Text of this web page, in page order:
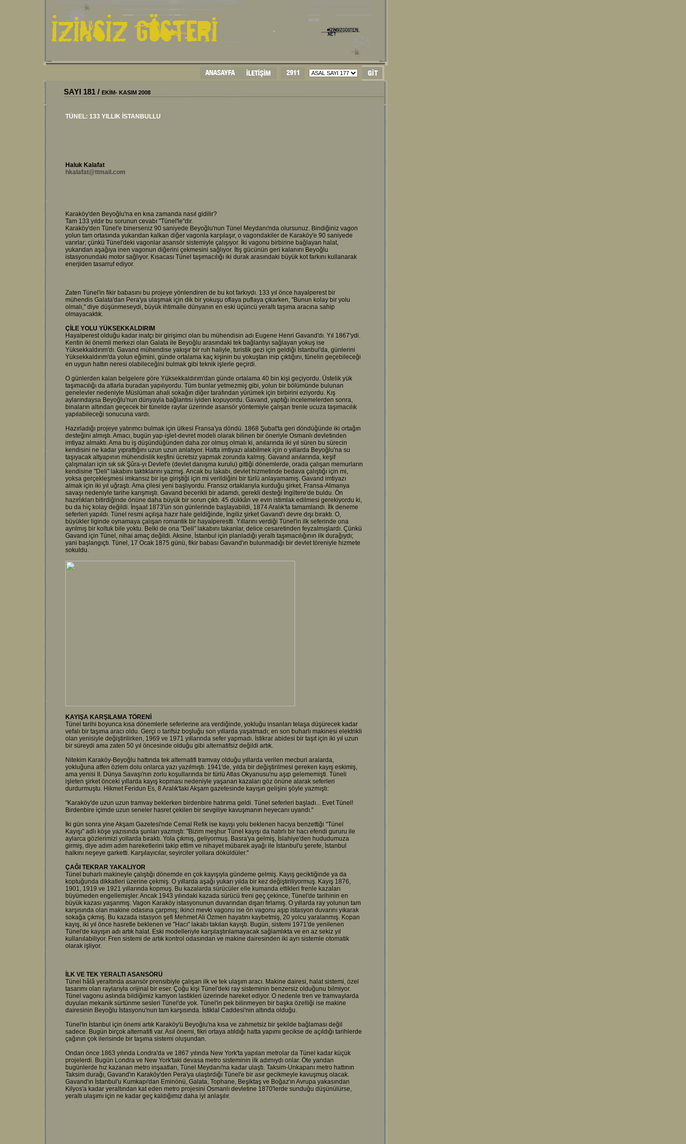
SAYI 181 / EKİM- KASIM 2008
TÜNEL: 133 YILLIK İSTANBULLU
Haluk Kalafat
hkalafat@ttmail.com
Karaköy'den Beyoğlu'na en kısa zamanda nasıl gidilir?
Tam 133 yıldır bu sorunun cevabı "Tünel'le"dir.
Karaköy'den Tünel'e binerseniz 90 saniyede Beyoğlu'nun Tünel Meydanı'nda olursunuz. Bindiğiniz vagon
yolun tam ortasında yukarıdan kalkan diğer vagonla karşılaşır, o vagondakiler de Karaköy'e 90 saniyede
varırlar; çünkü Tünel'deki vagonlar asansör sistemiyle çalışıyor. İki vagonu birbirine bağlayan halat,
yukarıdan aşağıya inen vagonun diğerini çekmesini sağlıyor. İtiş gücünün geri kalanını Beyoğlu
istasyonundaki motor sağlıyor. Kısacası Tünel taşımacılığı iki durak arasındaki büyük kot farkını kullanarak
enerjiden tasarruf ediyor.
Zaten Tünel'in fikir babasını bu projeye yönlendiren de bu kot farkıydı. 133 yıl önce hayalperest bir
mühendis Galata'dan Pera'ya ulaşmak için dik bir yokuşu oflaya puflaya çıkarken, "Bunun kolay bir yolu
olmalı," diye düşünmeseydi, büyük ihtimalle dünyanın en eski üçüncü yeraltı taşıma aracına sahip
olmayacaktık.
ÇİLE YOLU YÜKSEKKALDIRIM
Hayalperest olduğu kadar inatçı bir girişimci olan bu mühendisin adı Eugene Henri Gavand'dı. Yıl 1867'ydi.
Kentin iki önemli merkezi olan Galata ile Beyoğlu arasındaki tek bağlantıyı sağlayan yokuş ise
Yüksekkaldırım'dı. Gavand mühendise yakışır bir ruh haliyle, turistik gezi için geldiği İstanbul'da, günlerini
Yüksekkaldırım'da yolun eğimini, günde ortalama kaç kişinin bu yokuştan inip çıktığını, tünelin geçebileceği
en uygun hattın neresi olabileceğini bulmak gibi teknik işlerle geçirdi.
O günlerden kalan belgelere göre Yüksekkaldırım'dan günde ortalama 40 bin kişi geçiyordu. Üstelik yük
taşımacılığı da atlarla buradan yapılıyordu. Tüm bunlar yetmezmiş gibi, yolun bir bölümünde bulunan
genelevler nedeniyle Müslüman ahali sokağın diğer tarafından yürümek için birbirini eziyordu. Kış
aylarındaysa Beyoğlu'nun dünyayla bağlantısı iyiden kopuyordu. Gavand, yaptığı incelemelerden sonra,
binaların altından geçecek bir tünelde raylar üzerinde asansör yöntemiyle çalışan trenle ucuza taşımacılık
yapılabileceği sonucuna vardı.
Hazırladığı projeye yatırımcı bulmak için ülkesi Fransa'ya döndü. 1868 Şubat'ta geri döndüğünde iki ortağın
desteğini almıştı. Amacı, bugün yap-işlet-devret modeli olarak bilinen bir öneriyle Osmanlı devletinden
imtiyaz almaktı. Ama bu iş düşündüğünden daha zor olmuş olmalı ki, anılarında iki yıl süren bu sürecin
kendisini ne kadar yıprattığını uzun uzun anlatıyor. Hatta imtiyazı alabilmek için o yıllarda Beyoğlu'na su
taşıyacak altyapının mühendislik keşfini ücretsiz yapmak zorunda kalmış. Gavand anılarında, keşif
çalışmaları için sık sık Şûra-yı Devlet'e (devlet danışma kurulu) gittiği dönemlerde, orada çalışan memurların
kendisine "Deli" lakabını taktıklarını yazmış. Ancak bu lakabı, devlet hizmetinde bedava çalıştığı için mi,
yoksa gerçekleşmesi imkansız bir işe giriştiği için mi verildiğini bir türlü anlayamamış. Gavand imtiyazı
almak için iki yıl uğraştı. Ama çilesi yeni başlıyordu. Fransız ortaklarıyla kurduğu şirket, Fransa-Almanya
savaşı nedeniyle tarihe karışmıştı. Gavand becerikli bir adamdı, gerekli desteği İngiltere'de buldu. Ön
hazırlıkları bitirdiğinde önüne daha büyük bir sorun çıktı. 45 dükkân ve evin istimlak edilmesi gerekiyordu ki,
bu da hiç kolay değildi. İnşaat 1873'ün son günlerinde başlayabildi, 1874 Aralık'ta tamamlandı. İlk deneme
seferleri yapıldı. Tünel resmi açılışa hazır hale geldiğinde, İngiliz şirket Gavand'ı devre dışı bıraktı. O,
büyükler liginde oynamaya çalışan romantik bir hayalperestti. Yıllarını verdiği Tünel'in ilk seferinde ona
ayrılmış bir koltuk bile yoktu. Belki de ona "Deli" lakabını takanlar, delice cesaretinden feyzalmışlardı. Çünkü
Gavand için Tünel, nihai amaç değildi. Aksine, İstanbul için planladığı yeraltı taşımacılığının ilk durağıydı;
yani başlangıçtı. Tünel, 17 Ocak 1875 günü, fikir babası Gavand'ın bulunmadığı bir devlet töreniyle hizmete
sokuldu.
KAYIŞA KARŞILAMA TÖRENİ
Tünel tarihi boyunca kısa dönemlerle seferlerine ara verdiğinde, yokluğu insanları telaşa düşürecek kadar
vefalı bir taşıma aracı oldu. Gerçi o tarifsiz boşluğu son yıllarda yaşatmadı; en son buharlı makinesi elektrikli
olan yenisiyle değiştirilirken, 1969 ve 1971 yıllarında sefer yapmadı. İstikrar abidesi bir taşıt için iki yıl uzun
bir süreydi ama zaten 50 yıl öncesinde olduğu gibi alternatifsiz değildi artık.
Nitekim Karaköy-Beyoğlu hattında tek alternatifi tramvay olduğu yıllarda verilen mecburi aralarda,
yokluğuna atfen özlem dolu onlarca yazı yazılmıştı. 1941'de, yılda bir değiştirilmesi gereken kayış eskimiş,
ama yenisi II. Dünya Savaşı'nın zorlu koşullarında bir türlü Atlas Okyanusu'nu aşıp gelememişti. Tüneli
işleten şirket önceki yıllarda kayış kopması nedeniyle yaşanan kazaları göz önüne alarak seferleri
durdurmuştu. Hikmet Feridun Es, 8 Aralık'taki Akşam gazetesinde kayışın gelişini şöyle yazmıştı:
"Karaköy'de uzun uzun tramvay beklerken birdenbire hatırıma geldi. Tünel seferleri başladı... Evet Tünel!
Birdenbire içimde uzun seneler hasret çekilen bir sevgiliye kavuşmanın heyecanı uyandı."
İki gün sonra yine Akşam Gazetesi'nde Cemal Refik ise kayışı yolu beklenen hacıya benzettiği "Tünel
Kayışı" adlı köşe yazısında şunları yazmıştı: "Bizim meşhur Tünel kayışı da hatırlı bir hacı efendi gururu ile
aylarca gözlerimizi yollarda bıraktı. Yola çıkmış, geliyormuş. Basra'ya gelmiş, İslahiye'den hududumuza
girmiş, diye adım adım hareketlerini takip ettim ve nihayet mübarek ayağı ile İstanbul'u şerefe, İstanbul
halkını neşeye garketti. Karşılayıcılar, seyirciler yollara döküldüler."
ÇAĞI TEKRAR YAKALIYOR
Tünel buharlı makineyle çalıştığı dönemde en çok kayışıyla gündeme gelmiş. Kayış geciktiğinde ya da
koptuğunda dikkatleri üzerine çekmiş. O yıllarda aşağı yukarı yılda bir kez değiştiriliyormuş. Kayış 1876,
1901, 1919 ve 1921 yıllarında kopmuş. Bu kazalarda sürücüler elle kumanda ettikleri frenle kazaları
büyümeden engellemişler. Ancak 1943 yılındaki kazada sürücü freni geç çekince, Tünel'de tarihinin en
büyük kazası yaşanmış. Vagon Karaköy istasyonunun duvarından dışarı fırlamış. O yıllarda ray yolunun tam
karşısında olan makine odasına çarpmış; ikinci mevki vagonu ise ön vagonu aşıp istasyon duvarını yıkarak
sokağa çıkmış. Bu kazada istasyon şefi Mehmet Ali Özmen hayatını kaybetmiş, 20 yolcu yaralanmış. Kopan
kayış, iki yıl önce hasretle beklenen ve "Hacı" lakabı takılan kayıştı. Bugün, sistemi 1971'de yenilenen
Tünel'de kayışın adı artık halat. Eski modelleriyle karşılaştırılamayacak sağlamlıkta ve en az sekiz yıl
kullanılabiliyor. Fren sistemi de artık kontrol odasından ve makine dairesinden iki ayrı sistemle otomatik
olarak işliyor.
İLK VE TEK YERALTI ASANSÖRÜ
Tünel hâlâ yeraltında asansör prensibiyle çalışan ilk ve tek ulaşım aracı. Makine dairesi, halat sistemi, özel
tasarımı olan raylarıyla orijinal bir eser. Çoğu kişi Tünel'deki ray sisteminin benzersiz olduğunu bilmiyor.
Tünel vagonu aslında bildiğimiz kamyon lastikleri üzerinde hareket ediyor. O nedenle tren ve tramvaylarda
duyulan mekanik sürtünme sesleri Tünel'de yok. Tünel'in pek bilinmeyen bir başka özelliği ise makine
dairesinin Beyoğlu İstasyonu'nun tam karşısında. İstiklal Caddesi'nin altında olduğu.
Tünel'in İstanbul için önemi artık Karaköy'ü Beyoğlu'na kısa ve zahmetsiz bir şekilde bağlaması değil
sadece. Bugün birçok alternatifi var. Asıl önemi, fikri ortaya atıldığı hatta yapımı gecikse de açıldığı tarihlerde
çağının çok ilerisinde bir taşıma sistemi oluşundan.
Ondan önce 1863 yılında Londra'da ve 1867 yılında New York'ta yapılan metrolar da Tünel kadar küçük
projelerdi. Bugün Londra ve New York'taki devasa metro sisteminin ilk adımıydı onlar. Öte yandan
bugünlerde hız kazanan metro inşaatları, Tünel Meydanı'na kadar ulaştı. Taksim-Unkapanı metro hattının
Taksim durağı, Gavand'ın Karaköy'den Pera'ya ulaştırdığı Tünel'e bir asır gecikmeyle kavuşmuş olacak.
Gavand'ın İstanbul'u Kumkapı'dan Eminönü, Galata, Tophane, Beşiktaş ve Boğaz'ın Avrupa yakasından
Kilyos'a kadar yeraltından kat eden metro projesini Osmanlı devletine 1870'lerde sunduğu düşünülürse,
yeraltı ulaşımı için ne kadar geç kaldığımız daha iyi anlaşılır.